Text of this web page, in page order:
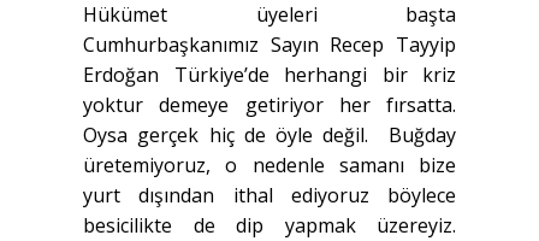
Hükümet üyeleri başta
Cumhurbaşkanımız Sayın Recep Tayyip
Erdoğan Türkiye’de herhangi bir kriz
yoktur demeye getiriyor her fırsatta.
Oysa gerçek hiç de öyle değil. Buğday
üretemiyoruz, o nedenle samanı bize
yurt dışından ithal ediyoruz böylece
besicilikte de dip yapmak üzereyiz.